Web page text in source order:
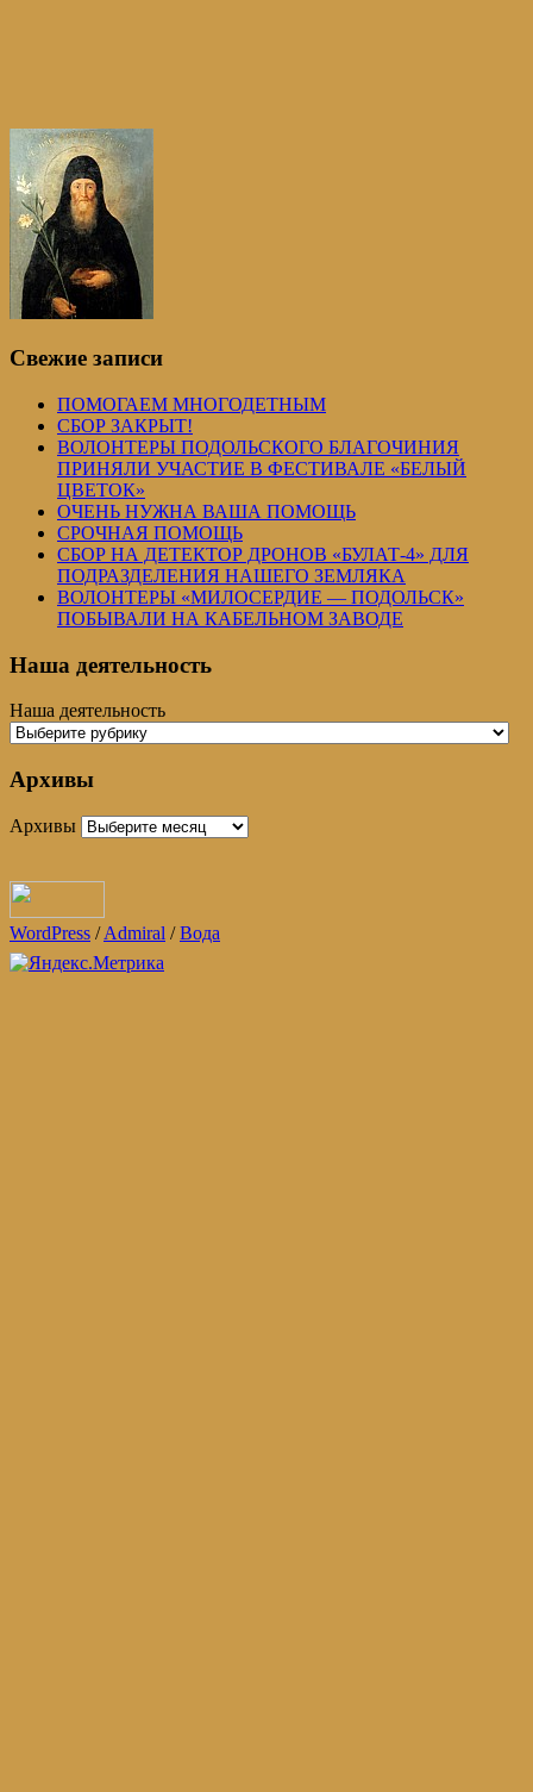
Свежие записи
ПОМОГАЕМ МНОГОДЕТНЫМ
СБОР ЗАКРЫТ!
ВОЛОНТЕРЫ ПОДОЛЬСКОГО БЛАГОЧИНИЯ
ПРИНЯЛИ УЧАСТИЕ В ФЕСТИВАЛЕ «БЕЛЫЙ
ЦВЕТОК»
ОЧЕНЬ НУЖНА ВАША ПОМОЩЬ
СРОЧНАЯ ПОМОЩЬ
СБОР НА ДЕТЕКТОР ДРОНОВ «БУЛАТ-4» ДЛЯ
ПОДРАЗДЕЛЕНИЯ НАШЕГО ЗЕМЛЯКА
ВОЛОНТЕРЫ «МИЛОСЕРДИЕ — ПОДОЛЬСК»
ПОБЫВАЛИ НА КАБЕЛЬНОМ ЗАВОДЕ
Наша деятельность
Наша деятельность
Архивы
Архивы
WordPress /Admiral /Вода